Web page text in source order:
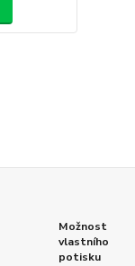
Možnost
vlastního
potisku